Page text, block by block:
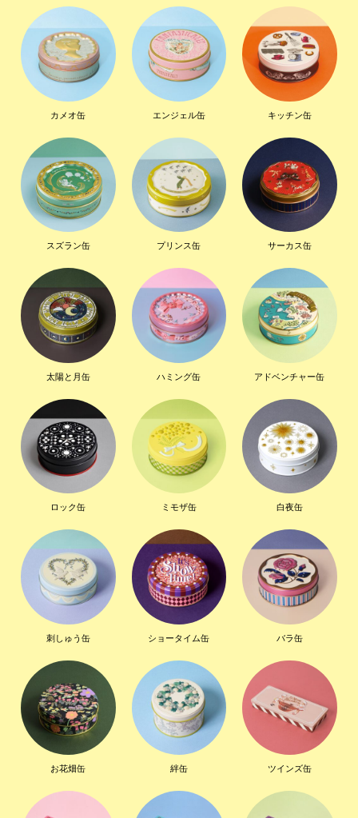
カメオ缶 エンジェル缶 キッチン缶
スズラン缶 プリンス缶 サーカス缶
太陽と月缶 ハミング缶 アドベンチャー缶
ロック缶 ミモザ缶 白夜缶
刺しゅう缶 ショータイム缶 バラ缶
お花畑缶 絆缶 ツインズ缶